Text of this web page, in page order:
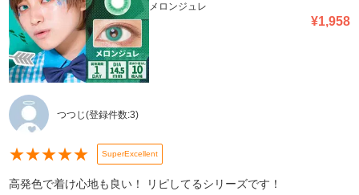
メロンジュレ
¥1,958
つつじ(登録件数:3)
★★★★★ SuperExcellent
高発色で着け心地も良い！ リピしてるシリーズです！